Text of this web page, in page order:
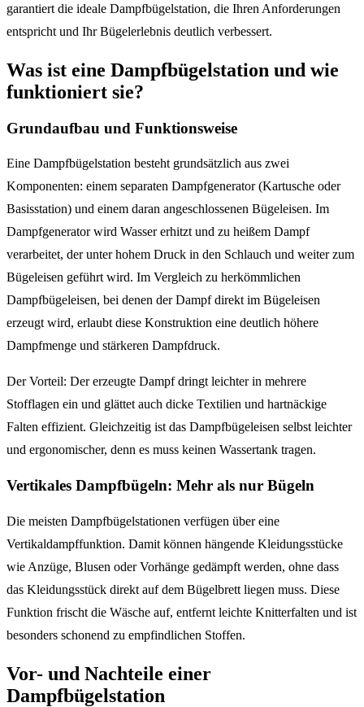
garantiert die ideale Dampfbügelstation, die Ihren Anforderungen
entspricht und Ihr Bügelerlebnis deutlich verbessert.
Was ist eine Dampfbügelstation und wie
funktioniert sie?
Grundaufbau und Funktionsweise
Eine Dampfbügelstation besteht grundsätzlich aus zwei
Komponenten: einem separaten Dampfgenerator (Kartusche oder
Basisstation) und einem daran angeschlossenen Bügeleisen. Im
Dampfgenerator wird Wasser erhitzt und zu heißem Dampf
verarbeitet, der unter hohem Druck in den Schlauch und weiter zum
Bügeleisen geführt wird. Im Vergleich zu herkömmlichen
Dampfbügeleisen, bei denen der Dampf direkt im Bügeleisen
erzeugt wird, erlaubt diese Konstruktion eine deutlich höhere
Dampfmenge und stärkeren Dampfdruck.
Der Vorteil: Der erzeugte Dampf dringt leichter in mehrere
Stofflagen ein und glättet auch dicke Textilien und hartnäckige
Falten effizient. Gleichzeitig ist das Dampfbügeleisen selbst leichter
und ergonomischer, denn es muss keinen Wassertank tragen.
Vertikales Dampfbügeln: Mehr als nur Bügeln
Die meisten Dampfbügelstationen verfügen über eine
Vertikaldampffunktion. Damit können hängende Kleidungsstücke
wie Anzüge, Blusen oder Vorhänge gedämpft werden, ohne dass
das Kleidungsstück direkt auf dem Bügelbrett liegen muss. Diese
Funktion frischt die Wäsche auf, entfernt leichte Knitterfalten und ist
besonders schonend zu empfindlichen Stoffen.
Vor- und Nachteile einer
Dampfbügelstation